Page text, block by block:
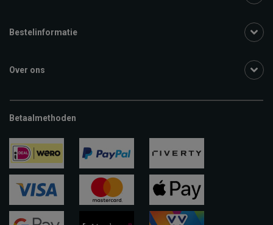
Bestelinformatie
Over ons
Betaalmethoden
ideal paypal riverty
visa
apple-